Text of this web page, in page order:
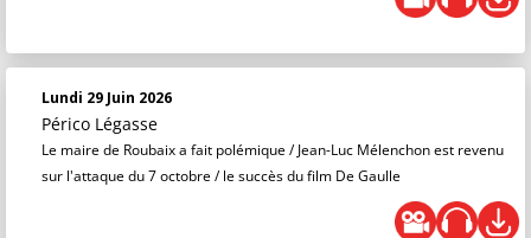
Lundi 29 Juin 2026
Périco Légasse
Le maire de Roubaix a fait polémique / Jean-Luc Mélenchon est revenu
sur l'attaque du 7 octobre / le succès du film De Gaulle